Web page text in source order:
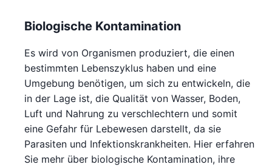
Biologische Kontamination
Es wird von Organismen produziert, die einen
bestimmten Lebenszyklus haben und eine
Umgebung benötigen, um sich zu entwickeln, die
in der Lage ist, die Qualität von Wasser, Boden,
Luft und Nahrung zu verschlechtern und somit
eine Gefahr für Lebewesen darstellt, da sie
Parasiten und Infektionskrankheiten. Hier erfahren
Sie mehr über biologische Kontamination, ihre